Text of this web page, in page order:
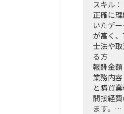
スキル
正確に
いたデ
が高く
士法や
る方
報酬金
業務内
と購買
間接経
ます。